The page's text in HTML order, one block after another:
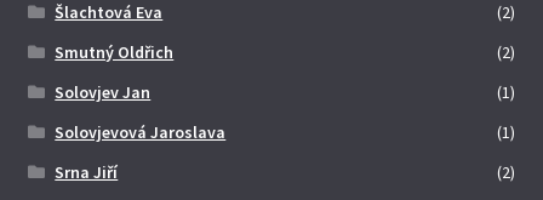
Šlachtová Eva
(2)
Smutný Oldřich
(2)
Solovjev Jan
(1)
Solovjevová Jaroslava
(1)
Srna Jiří
(2)